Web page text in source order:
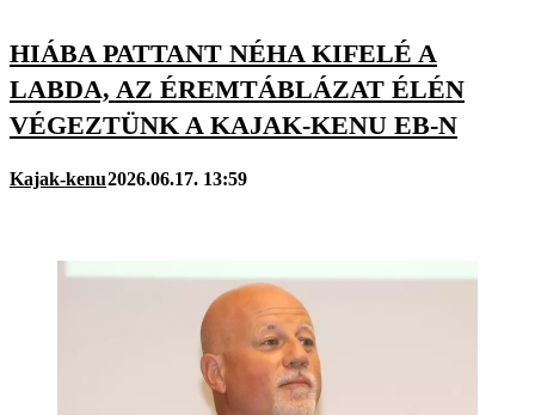
HIÁBA PATTANT NÉHA KIFELÉ A
LABDA, AZ ÉREMTÁBLÁZAT ÉLÉN
VÉGEZTÜNK A KAJAK-KENU EB-N
Kajak-kenu2026.06.17. 13:59